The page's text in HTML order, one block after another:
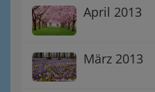
April 2013
März 2013